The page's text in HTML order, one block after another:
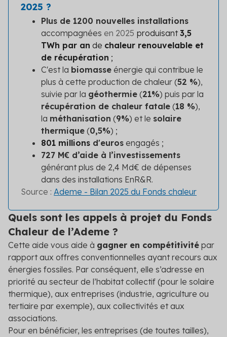
2025 ?
Plus de 1200 nouvelles installations
accompagnées en 2025 produisant3,5
TWh par an de chaleur renouvelable et
de récupération ;
C'est la biomasse énergie qui contribue le
plus à cette production de chaleur (52 %),
suivie par la géothermie (21%) puis par la
récupération de chaleur fatale (18 %),
la méthanisation (9%) et le solaire
thermique (0,5%) ;
801 millions d'euros engagés ;
727 M€ d’aide à l’investissements
générant plus de 2,4 Md€ de dépenses
dans des installations EnR&R.
Source : Ademe - Bilan 2025 du Fonds chaleur
Quels sont les appels à projet du Fonds
Chaleur de l’Ademe ?
Cette aide vous aide à gagner en compétitivité par
rapport aux offres conventionnelles ayant recours aux
énergies fossiles. Par conséquent, elle s’adresse en
priorité au secteur de l’habitat collectif (pour le solaire
thermique), aux entreprises (industrie, agriculture ou
tertiaire par exemple), aux collectivités et aux
associations.
Pour en bénéficier, les entreprises (de toutes tailles),